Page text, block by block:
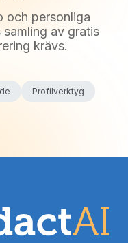
och personliga
av gratis
krävs.
Profilverktyg